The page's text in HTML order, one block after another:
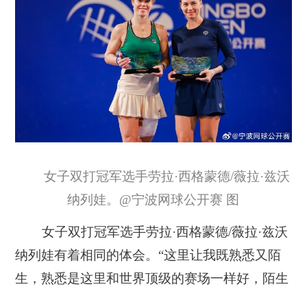
女子双打冠军选手劳拉·西格蒙德/薇拉·兹沃
纳列娃。@宁波网球公开赛 图
女子双打冠军选手劳拉·西格蒙德/薇拉·兹沃
纳列娃有着相同的体会。“这里让我既熟悉又陌
生，熟悉是这里和世界顶级的赛场一样好，陌生